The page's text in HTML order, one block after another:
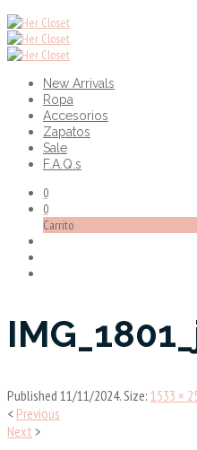
New Arrivals
Ropa
Accesorios
Zapatos
Sale
F.A.Q.s
0
0
Carrito
Published 11/11/2024. Size: 1533 ×
< Previous
Next >